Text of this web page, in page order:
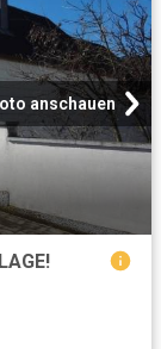
anschauen